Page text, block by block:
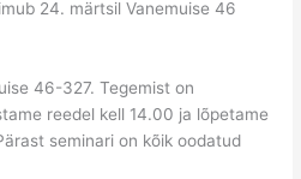
24. märtsil Vanemuise 46
46-327. Tegemist on
reedel kell 14.00 ja lõpetame
seminari on kõik oodatud